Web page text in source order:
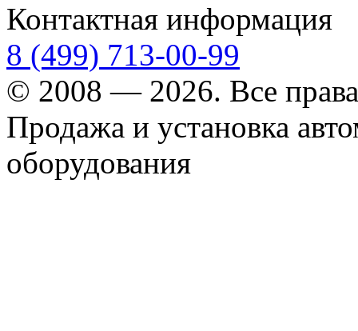
Контактная информация
8 (499) 713-00-99
© 2008 — 2026. Все
Продажа и установка
оборудования